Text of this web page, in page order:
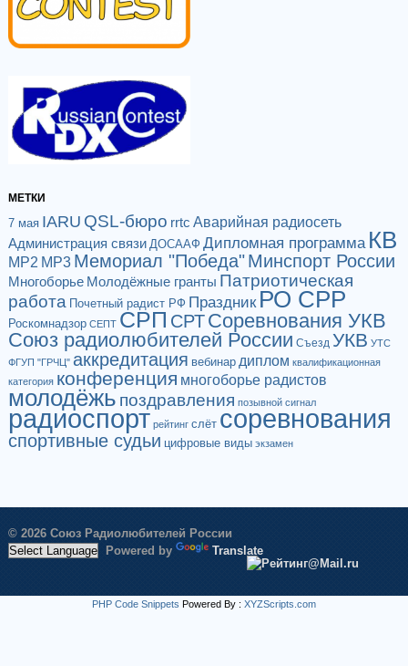
МЕТКИ
7 мая IARU QSL-бюро rrtc Аварийная радиосеть
Администрация связи ДОСААФ Дипломная программа КВ
МР2 МР3 Мемориал "Победа"Минспорт России
Многоборье Молодёжные гранты Патриотическая
работа Почетный радист РФ Праздник РО СРР
Роскомнадзор СЕПТ СРП СРТСоревнования УКВ
Союз радиолюбителей России Съезд УКВ УТС
ФГУП "ГРЧЦ" аккредитация вебинар диплом квалификационная
категория конференция многоборье радистов
молодёжь поздравления позывной сигнал
радиоспорт рейтинг слёт соревнования
спортивные судьи цифровые виды экзамен
© 2026 Союз Радиолюбителей России
Powered by
Translate
PHP Code Snippets Powered By : XYZScripts.com